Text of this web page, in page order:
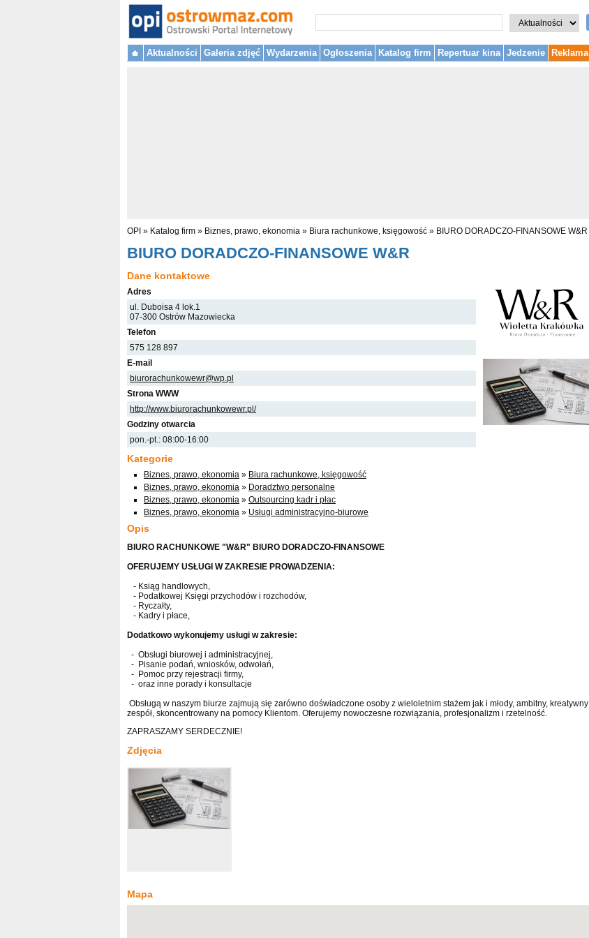
Aktualności Galeria zdjęć Wydarzenia Ogłoszenia Katalog firm Repertuar kina Jedzenie Reklama
OPI » Katalog firm » Biznes, prawo, ekonomia » Biura rachunkowe, księgowość » BIURO DORADCZO-FINANSOWE W&R
BIURO DORADCZO-FINANSOWE W&R
Dane kontaktowe
Adres
ul. Duboisa 4 lok.1
07-300 Ostrów Mazowiecka
Telefon
575 128 897
E-mail
biurorachunkowewr@wp.pl
Strona WWW
http://www.biurorachunkowewr.pl/
Godziny otwarcia
pon.-pt.: 08:00-16:00
Kategorie
Biznes, prawo, ekonomia » Biura rachunkowe, księgowość
Biznes, prawo, ekonomia » Doradztwo personalne
Biznes, prawo, ekonomia » Outsourcing kadr i płac
Biznes, prawo, ekonomia » Usługi administracyjno-biurowe
Opis
BIURO RACHUNKOWE "W&R" BIURO DORADCZO-FINANSOWE
OFERUJEMY USŁUGI W ZAKRESIE PROWADZENIA:
- Ksiąg handlowych,
- Podatkowej Księgi przychodów i rozchodów,
- Ryczałty,
- Kadry i płace,
Dodatkowo wykonujemy usługi w zakresie:
- Obsługi biurowej i administracyjnej,
- Pisanie podań, wniosków, odwołań,
- Pomoc przy rejestracji firmy,
- oraz inne porady i konsultacje
Obsługą w naszym biurze zajmują się zarówno doświadczone osoby z wieloletnim stażem jak i młody, ambitny, kreatywny
zespół, skoncentrowany na pomocy Klientom. Oferujemy nowoczesne rozwiązania, profesjonalizm i rzetelność.
ZAPRASZAMY SERDECZNIE!
Zdjęcia
Mapa